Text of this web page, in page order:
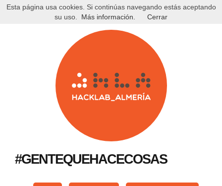
#GENTEQUEHACECOSAS
Esta página usa cookies. Si continúas navegando estás aceptando
su uso.
Más información. Cerrar